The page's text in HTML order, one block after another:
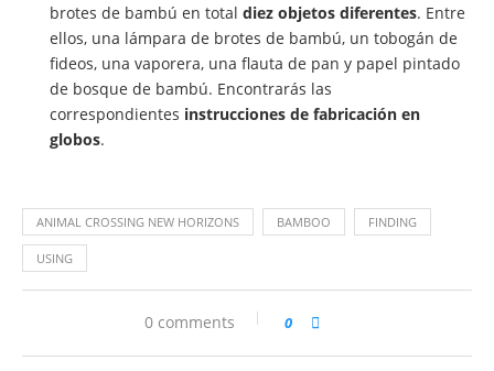
brotes de bambú en total diez objetos diferentes. Entre
ellos, una lámpara de brotes de bambú, un tobogán de
fideos, una vaporera, una flauta de pan y papel pintado
de bosque de bambú. Encontrarás las
correspondientes instrucciones de fabricación en
globos.
ANIMAL CROSSING NEW HORIZONS BAMBOO FINDING
USING
0 comments 0